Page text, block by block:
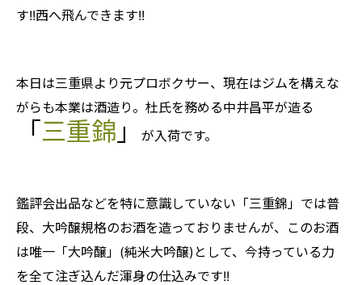
す!!西へ飛んできます!!
本日は三重県より元プロボクサー、現在はジムを構えな
がらも本業は酒造り。杜氏を務める中井昌平が造る
「三重錦 」 が入荷です。
鑑評会出品などを特に意識していない「三重錦」では普
段、大吟醸規格のお酒を造っておりませんが、このお酒
は唯一「大吟醸」(純米大吟醸)として、今持っている力
を全て注ぎ込んだ渾身の仕込みです!!